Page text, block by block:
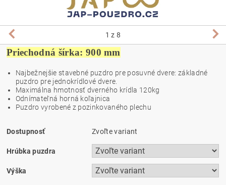
1 z 8
Priechodná šírka: 900 mm
Najbežnejšie stavebné puzdro pre posuvné dvere: základné
puzdro pre jednokrídlové dvere.
Maximálna hmotnosť dverného krídla 120kg
Odnímateľná horná koľajnica
Puzdro vyrobené z pozinkovaného plechu
Dostupnosť Zvoľte variant
Hrúbka puzdra
Výška